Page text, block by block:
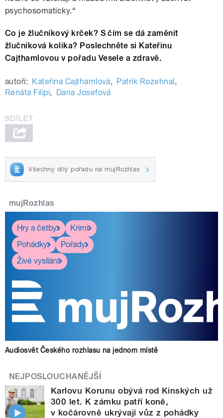
psychosomaticky.“
Co je žlučníkový krček? S čím se dá zaměnit
žlučníková kolika? Poslechněte si Kateřinu
Cajthamlovou v pořadu Vesele a zdravě.
autoři: Kateřina Cajthamlová, Patrik Rozehnal,
Renáta Filipi, Dana Josefová
Všechny díly pořadu na mujRozhlas
mujRozhlas
Hry a četby
Krimi
Pohádky
Pořady
Živé vysílání
Audiosvět Českého rozhlasu na jednom místě
NEJPOSLOUCHANĚJŠÍ
Karlovu Korunu obývá rod Kinských už
300 let. K zámku patří koně,
v kočárovně ukrývají vůz z pohádky